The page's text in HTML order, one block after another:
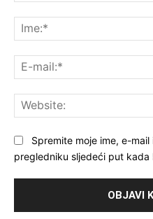
Spremite moje ime, e-
pregledniku sljedeći put kada